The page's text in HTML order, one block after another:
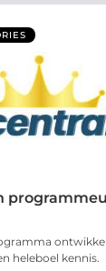
heleboel kennis.